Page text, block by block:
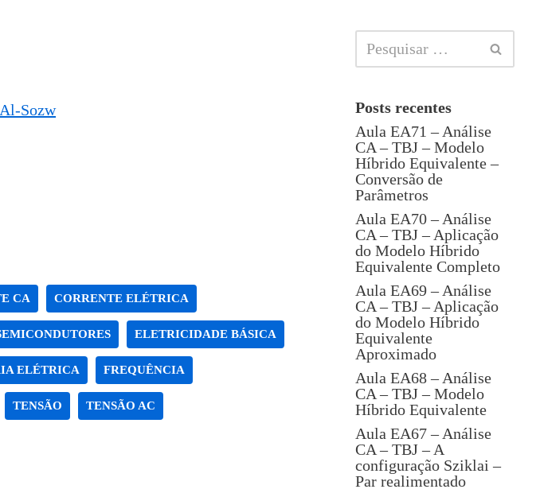
Sozw
CA CORRENTE ELÉTRICA
ELETRICIDADE BÁSICA
ELÉTRICA FREQUÊNCIA
TENSÃO TENSÃO AC
Posts recentes
Aula EA71 – Análise
CA – TBJ – Modelo
Híbrido Equivalente –
Conversão de
Parâmetros
Aula EA70 – Análise
CA – TBJ – Aplicação
do Modelo Híbrido
Equivalente Completo
Aula EA69 – Análise
CA – TBJ – Aplicação
do Modelo Híbrido
Equivalente
Aproximado
Aula EA68 – Análise
CA – TBJ – Modelo
Híbrido Equivalente
Aula EA67 – Análise
CA – TBJ – A
configuração Sziklai –
Par realimentado